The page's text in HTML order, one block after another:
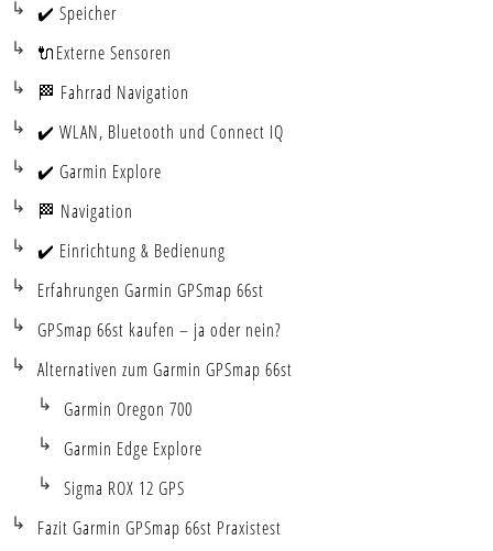
✔️ Speicher
🔌Externe Sensoren
🏁 Fahrrad Navigation
✔️ WLAN, Bluetooth und Connect IQ
✔️ Garmin Explore
🏁 Navigation
✔️ Einrichtung & Bedienung
Erfahrungen Garmin GPSmap 66st
GPSmap 66st kaufen – ja oder nein?
Alternativen zum Garmin GPSmap 66st
Garmin Oregon 700
Garmin Edge Explore
Sigma ROX 12 GPS
Fazit Garmin GPSmap 66st Praxistest